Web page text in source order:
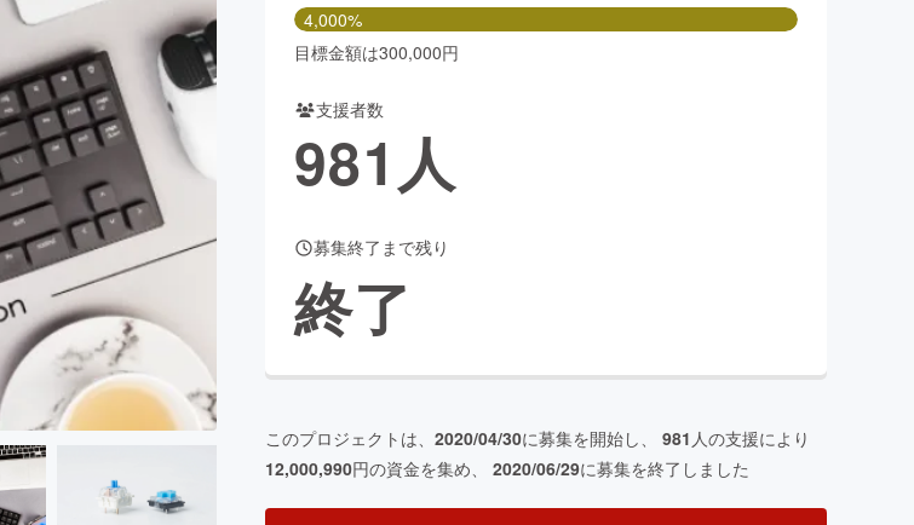
アニメ・漫画
ビューティー・ヘルスケア
Social Good
CAMPFIRE Creation
るさと納税
4,000%
目標金額は300,000円
支援者数
981人
募集終了まで残り
終了
このプロジェクトは、 2020/04/30に募集を開始し、 981 人の支援により
12,000,990円の資金を集め、 2020/06/29に募集を終了しました